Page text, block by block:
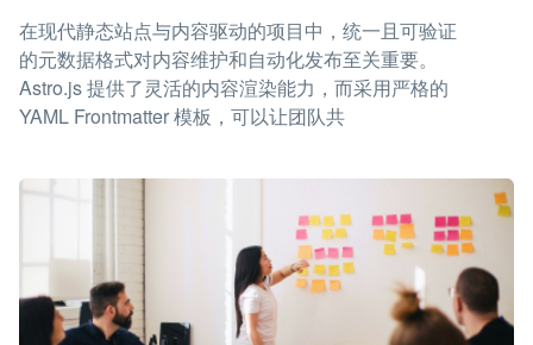
在现代静态站点与内容驱动的项目中，统一且可验证
的元数据格式对内容维护和自动化发布至关重要。
Astro.js 提供了灵活的内容渲染能力，而采用严格的
YAML Frontmatter 模板，可以让团队共